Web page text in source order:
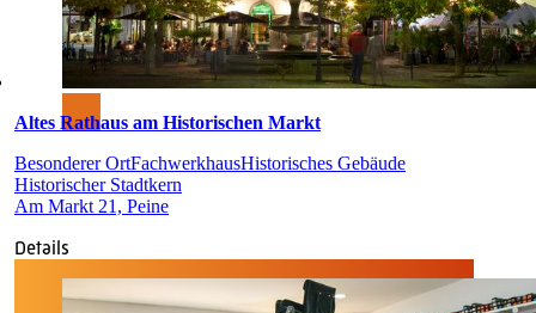
Altes Rathaus am Historischen Markt
Besonderer OrtFachwerkhausHistorisches Gebäude
Historischer Stadtkern
Am Markt 21, Peine
Details